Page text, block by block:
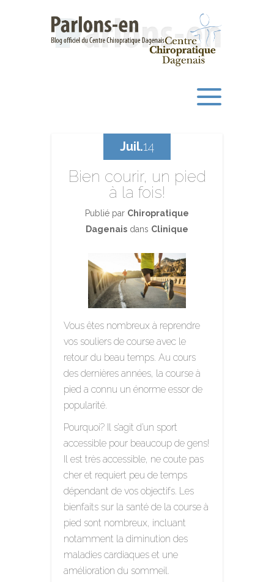
Bien courir, un pied
à la fois!
Publié par Chiropratique
Dagenais dans Clinique
Vous êtes nombreux à reprendre
vos souliers de course avec le
retour du beau temps. Au cours
des dernières années, la course à
pied a connu un énorme essor de
popularité.
Pourquoi? Il s’agit d’un sport
accessible pour beaucoup de gens!
Il est très accessible, ne coute pas
cher et requiert peu de temps
dépendant de vos objectifs. Les
bienfaits sur la santé de la course à
pied sont nombreux, incluant
notamment la diminution des
maladies cardiaques et une
amélioration du sommeil.
Juil.14